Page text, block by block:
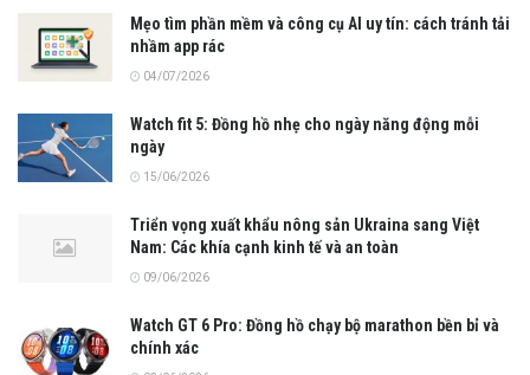
Mẹo tìm phần mềm và công cụ AI uy tín: cách tránh tải
nhầm app rác
04/07/2026
Watch fit 5: Đồng hồ nhẹ cho ngày năng động mỗi
ngày
15/06/2026
Triển vọng xuất khẩu nông sản Ukraina sang Việt
Nam: Các khía cạnh kinh tế và an toàn
09/06/2026
Watch GT 6 Pro: Đồng hồ chạy bộ marathon bền bỉ và
chính xác